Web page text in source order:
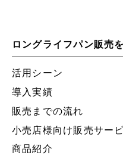
ロングライフパン販売
活用シーン
導入実績
販売までの流れ
小売店様向け販売サー
商品紹介